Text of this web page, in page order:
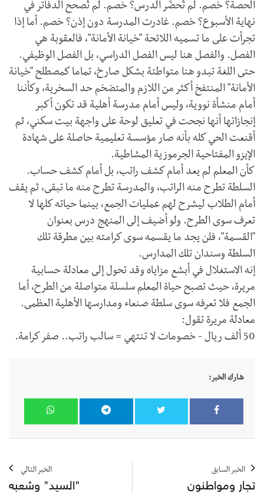
الحصة؟ خصم. لم تُحضّر الدرس؟ خصم. لم تُصحح الدفاتر في
نهاية الأسبوع؟ خصم. غادرت المدرسة دون إذن؟ خصم. أما إذا
تجرأت على ما تسميه اللائحة "خيانة الأمانة"، فالعقوبة هي
الفصل. والفصل هنا ليس الفصل الدراسي، بل الفصل الوظيفي.
حتى اللغة تبدو هنا متواطئة بشكل صارخ، تماما كمصطلح "خيانة
الأمانة" المنتفخ أكثر من اللازم والمتضخم حد السخرية، وكأننا
أمام منشأة نووية، وليس أمام مدرسة أهلية قد تكون أكبر
إنجازاتها أنها نجحت في تعليق لوحة على واجهة بيت سكني، ثم
أقنعت الحي كله بأنه صار مؤسسة تعليمية حاصلة على شهادة
الإيزو المفتاحية الجرموزية المشاطية.
كأن المعلم لم يعد أمام كشف راتب، بل أمام كشف حساب.
السلطة تطرح منه الراتب، والمدرسة تطرح منه ما تبقى، ثم يقف
أمام الطلاب ليشرح لهم عمليات الجمع، بينما حياته كلها لا
تعرف سوى الطرح. ولو أضيف إلى المنهج درس بعنوان
"القسمة"، فلن يجد ما يقسمه سوى كرامته بين مطرقة تلك
السلطة وسندان تلك المدارس.
إنه الاستغلال في أبشع مزاياه وقد تحول إلى معادلة حسابية
مريرة، حيث تصبح حياة المعلم سلسلة متواصلة من الطرح، أما
الجمع فلا تعرفه سوى سلطة صنعاء ومدارسها الأهلية العظمى.
معادلة مريرة تقول:
50 ألف ريال - خصومات لا تنتهي = سالب راتب.. صفر كرامة.
شارك الخبر:
الخبر السابق
تجار ومواطنون
الخبر التالي
"السيد" وشعبه